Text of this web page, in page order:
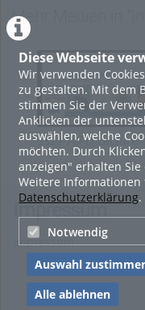
Diese Webseite
Wir verwenden
zu gestalten. Mit dem
stimmen Sie der
Anklicken der
auswählen, welche
möchten. Durch
anzeigen" erhalten
Weitere
Datenschutzerklärung.
Notwendig
Auswahl
Alle ablehnen
Mehr Medien in
SS22-FoPD-Lecture-
Rolling
Impressum
Impressum